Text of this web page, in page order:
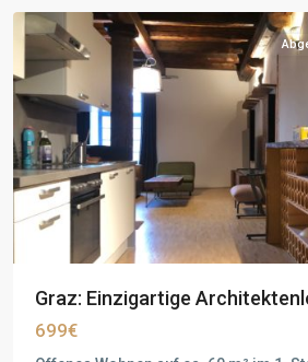
Graz: Einzigartige
699€